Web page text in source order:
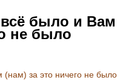
было и Вам
не было
за это ничего не было